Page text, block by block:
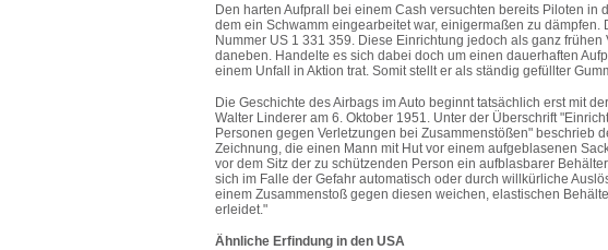
Den harten Aufprall bei einem Cash versuchten bereits Piloten in
dem ein Schwamm eingearbeitet war, einigermaßen zu dämpfen.
Nummer US 1 331 359. Diese Einrichtung jedoch als ganz
daneben. Handelte es sich dabei doch um einen dauerhaften
einem Unfall in Aktion trat. Somit stellt er als ständig gefüllter
Die Geschichte des Airbags im Auto beginnt tatsächlich erst mit
Walter Linderer am 6. Oktober 1951. Unter der Überschrift
Personen gegen Verletzungen bei Zusammenstößen" beschrieb
Zeichnung, die einen Mann mit Hut vor einem aufgeblasenen
vor dem Sitz der zu schützenden Person ein aufblasbarer
sich im Falle der Gefahr automatisch oder durch willkürliche
einem Zusammenstoß gegen diesen weichen, elastischen
erleidet."
Ähnliche Erfindung in den USA